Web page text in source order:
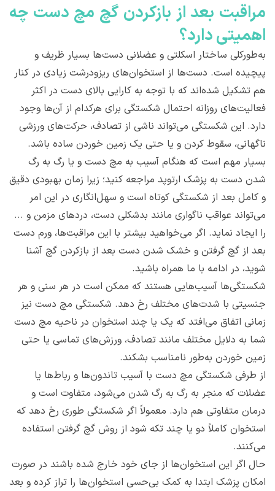
مراقبت بعد از بازکردن گچ مچ دست چه
اهميتی دارد؟
به‌طورکلی ساختار اسکلتی و عضلانی دست‌ها بسیار ظریف و
پیچیده است. دست‌ها از استخوان‌های ریزودرشت زیادی در کنار
هم تشکیل شده‌اند که با توجه به کارایی بالای دست در اکثر
فعالیت‌های روزانه احتمال شکستگی برای هرکدام از آن‌ها وجود
دارد. این شکستگی می‌تواند ناشی از تصادف، حرکت‌های ورزشی
ناگهانی، سقوط کردن و یا حتی یک زمین خوردن ساده باشد.
بسیار مهم است که هنگام آسیب به مچ دست و یا رگ به رگ
شدن دست به پزشک ارتوپد مراجعه کنید؛ زیرا زمان بهبودی دقیق
و کامل بعد از شکستگی کوتاه است و سهل‌انگاری در این امر
می‌تواند عواقب ناگواری مانند بدشکلی دست، دردهای مزمن و ...
را ایجاد نماید. اگر می‌خواهید بیشتر با این مراقبت‌ها، ورم دست
بعد از گچ گرفتن و خشک شدن دست بعد از بازکردن گچ آشنا
شوید، در ادامه با ما همراه باشید.
شکستگی‌ها آسیب‌هایی هستند که ممکن است در هر سنی و هر
جنسیتی با شدت‌های مختلف رخ دهد. شکستگی مچ دست نیز
زمانی اتفاق می‌افتد که یک یا چند استخوان در ناحیه مچ دست
شما به دلایل مختلف مانند تصادف، ورزش‌های تماسی یا حتی
زمین خوردن به‌طور نامناسب بشکند.
از طرفی شکستگی مچ دست با آسیب تاندون‌ها و رباط‌ها یا
عضلات که منجر به رگ به رگ شدن می‌شود، متفاوت است و
درمان متفاوتی هم دارد. معمولاً اگر شکستگی طوری رخ دهد که
استخوان کاملاً دو یا چند تکه شود از روش گچ گرفتن استفاده
می‌کنند.
حال اگر این استخوان‌ها از جای خود خارج شده باشند در صورت
امکان پزشک ابتدا به کمک بی‌حسی استخوان‌ها را تراز کرده و بعد